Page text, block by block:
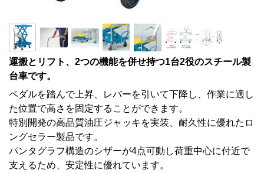
運搬とリフト、2つの機能を併せ持つ1台2役のスチール製
台車です。
ペダルを踏んで上昇、レバーを引いて下降し、作業に適し
た位置で高さを固定することができます。
特別開発の高品質油圧ジャッキを実装、耐久性に優れたロ
ングセラー製品です。
パンタグラフ構造のシザーが4点可動し荷重中心に付近で
支えるため、安定性に優れています。